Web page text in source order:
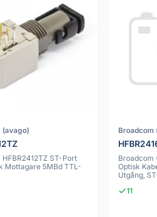
(avago)
ST-Port
Mottagare 5MBd TTL-
Broadcom
Broadcom
Optisk
Utgång,
11